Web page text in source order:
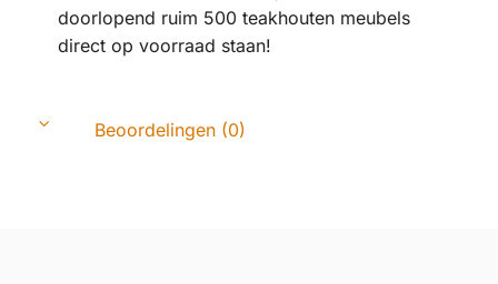
doorlopend ruim 500 teakhouten meubels
direct op voorraad staan!
Beoordelingen (0)